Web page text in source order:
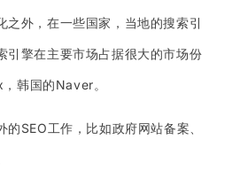
之外，在一些国家，当地的搜索引
引擎在主要市场占据很大的市场份
韩国的Naver。
SEO工作，比如政府网站备案、